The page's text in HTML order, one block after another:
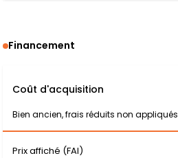
Financement
Coût d'acquisition
Bien ancien, frais réduits non appliqués
Prix affiché (FAI)